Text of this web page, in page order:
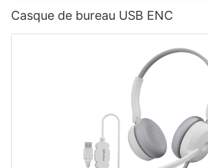
Casque de bureau USB ENC